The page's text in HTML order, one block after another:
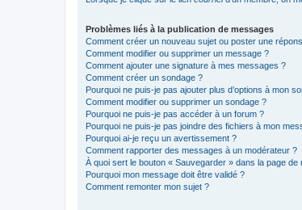
Problèmes liés à la publication de messages
Comment créer un nouveau sujet ou poster une
Comment modifier ou supprimer un message ?
Comment ajouter une signature à mes messages ?
Comment créer un sondage ?
Pourquoi ne puis-je pas ajouter plus d’options à mon
Comment modifier ou supprimer un sondage ?
Pourquoi ne puis-je pas accéder à un forum ?
Pourquoi ne puis-je pas joindre des fichiers à mon
Pourquoi ai-je reçu un avertissement ?
Comment rapporter des messages à un modérateur ?
À quoi sert le bouton « Sauvegarder » dans la page
Pourquoi mon message doit être validé ?
Comment remonter mon sujet ?